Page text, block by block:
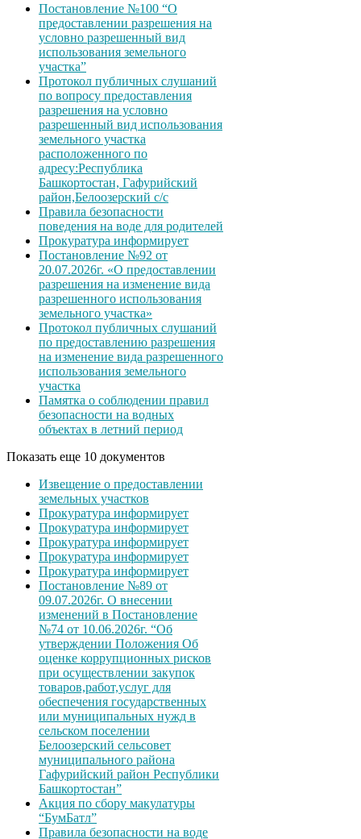
Постановление №100 “О
предоставлении разрешения на
условно разрешенный вид
использования земельного
участка”
Протокол публичных слушаний
по вопросу предоставления
разрешения на условно
разрешенный вид использования
земельного участка
расположенного по
адресу:Республика
Башкортостан, Гафурийский
район,Белоозерский с/с
Правила безопасности
поведения на воде для родителей
Прокуратура информирует
Постановление №92 от
20.07.2026г. «О предоставлении
разрешения на изменение вида
разрешенного использования
земельного участка»
Протокол публичных слушаний
по предоставлению разрешения
на изменение вида разрешенного
использования земельного
участка
Памятка о соблюдении правил
безопасности на водных
объектах в летний период
Показать еще 10 документов
Извещение о предоставлении
земельных участков
Прокуратура информирует
Прокуратура информирует
Прокуратура информирует
Прокуратура информирует
Прокуратура информирует
Постановление №89 от
09.07.2026г. О внесении
изменений в Постановление
№74 от 10.06.2026г. “Об
утверждении Положения Об
оценке коррупционных рисков
при осуществлении закупок
товаров,работ,услуг для
обеспечения государственных
или муниципальных нужд в
сельском поселении
Белоозерский сельсовет
муниципального района
Гафурийский район Республики
Башкортостан”
Акция по сбору макулатуры
“БумБатл”
Правила безопасности на воде